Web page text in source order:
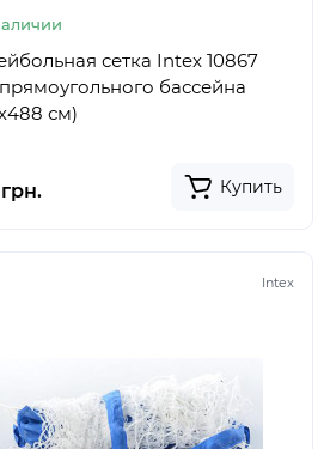
сетка Intex 10867
бассейна
см)
Купить
Intex